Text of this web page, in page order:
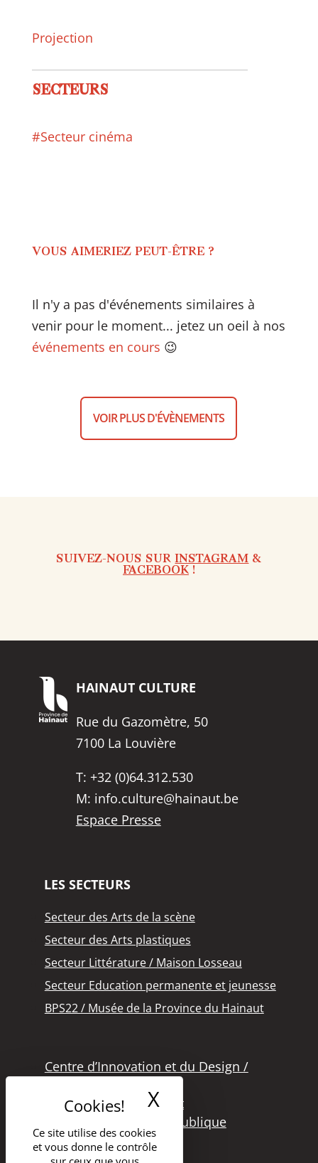
Ce site utilise des cookies
et vous donne le contrôle
X Masquer le
Projection
SECTEURS
#Secteur cinéma
VOUS AIMERIEZ PEUT-ÊTRE ?
Il n'y a pas d'événements similaires à
venir pour le moment... jetez un oeil à nos
événements en cours 😉
VOIR PLUS D'ÉVÈNEMENTS
SUIVEZ-NOUS SURINSTAGRAM &
FACEBOOK!
HAINAUT CULTURE
Rue du Gazomètre, 50
7100 La Louvière
T: +32 (0)64.312.530
M: info.culture@hainaut.be
Espace Presse
LES SECTEURS
Secteur des Arts de la scène
Secteur des Arts plastiques
Secteur Littérature / Maison Losseau
Secteur Education permanente et jeunesse
BPS22 / Musée de la Province du Hainaut
Centre d’Innovation et du Design /
Office des Métiers d’Art
Secteur de la Lecture Publique
Bibliothèque Langlois
Secteur Cinéma